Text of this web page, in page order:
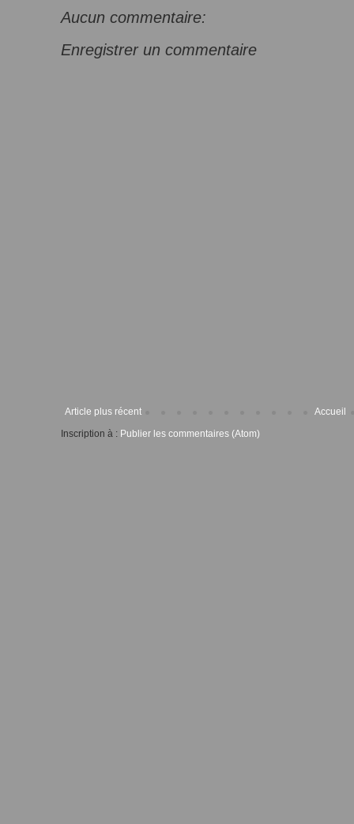
Aucun commentaire:
Enregistrer un commentaire
Article plus récent
Accueil
Inscription à : Publier les commentaires (Atom)